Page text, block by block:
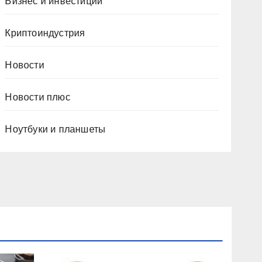
Криптоиндустрия
Новости
Новости плюс
Ноутбуки и планшеты